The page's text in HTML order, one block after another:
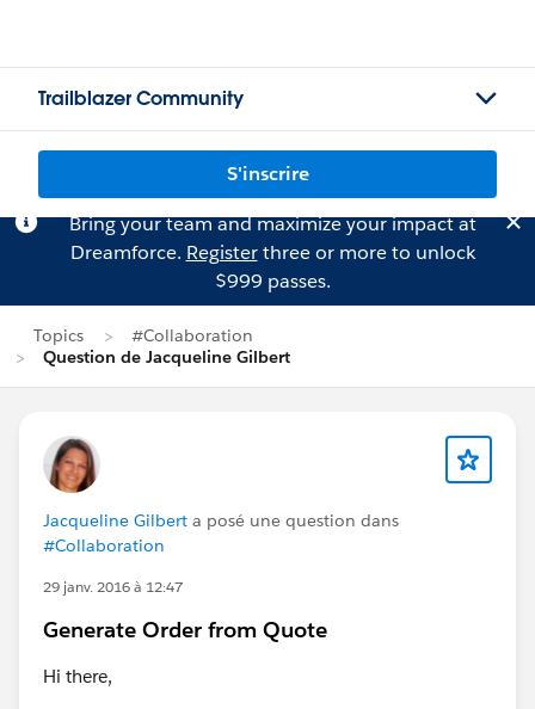
Trailblazer Community
S'inscrire
Bring your team and maximize your impact at
Dreamforce. Registerthree or more to unlock
$999 passes.
Topics
#Collaboration
Question de Jacqueline Gilbert
Jacqueline Gilbert a posé une question dans
#Collaboration
29 janv. 2016 à 12:47
Generate Order from Quote
Hi there,